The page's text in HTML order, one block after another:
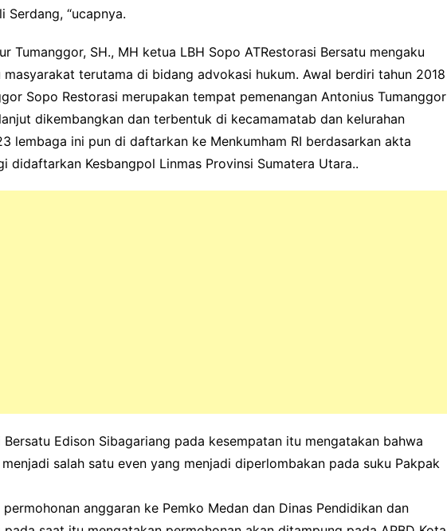
Serdang, “ucapnya.
Tumanggor, SH., MH ketua LBH Sopo ATRestorasi Bersatu mengaku
masyarakat terutama di bidang advokasi hukum. Awal berdiri tahun 2018
Sopo Restorasi merupakan tempat pemenangan Antonius Tumanggor
dikembangkan dan terbentuk di kecamamatab dan kelurahan
lembaga ini pun di daftarkan ke Menkumham RI berdasarkan akta
didaftarkan Kesbangpol Linmas Provinsi Sumatera Utara..
Bersatu Edison Sibagariang pada kesempatan itu mengatakan bahwa
salah satu even yang menjadi diperlombakan pada suku Pakpak
permohonan anggaran ke Pemko Medan dan Dinas Pendidikan dan